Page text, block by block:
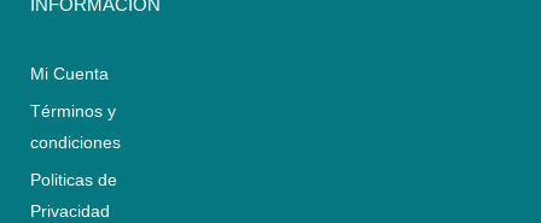
INFORMACIÓN
Mi Cuenta
Términos y
condiciones
Politicas de
Privacidad